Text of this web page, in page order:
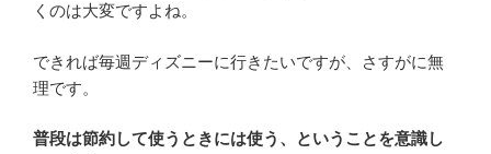
くのは大変ですよね。
できれば毎週ディズニーに行きたいですが、さすがに無
理です。
普段は節約して使うときには使う、ということを意識し